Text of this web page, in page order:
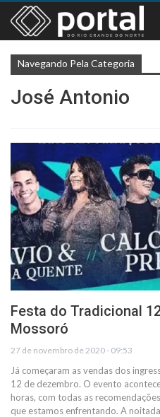
Navegando Pela Categoria
José Antonio
Festa do Tradicional
Mossoró
27 de novembro de 2020 - 09:53
Já começaram as vendas dos
12 de dezembro. O evento
horas, com todas as
que estamos enfrentando. A